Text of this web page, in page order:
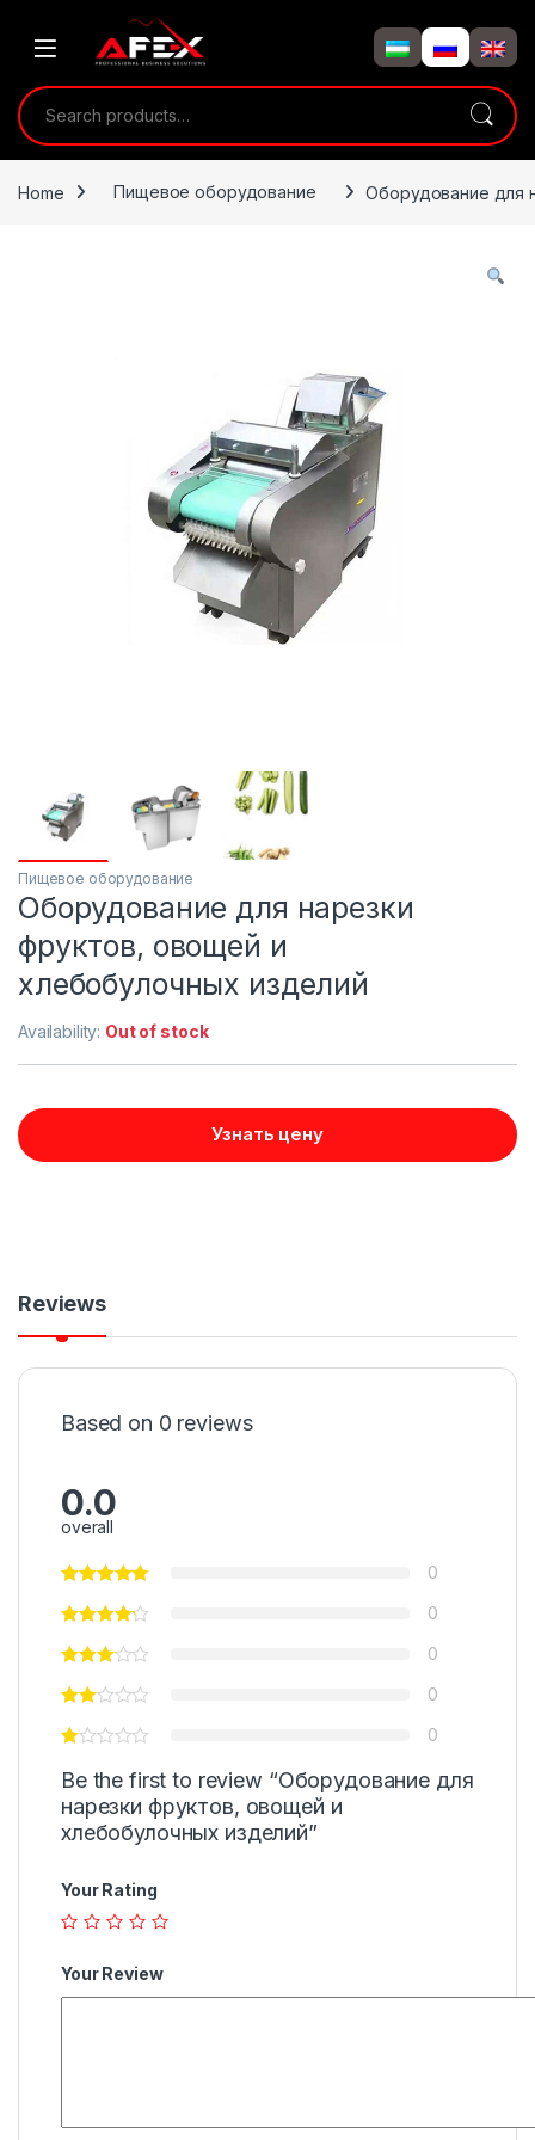
Search for:
Home Пищевое оборудование Оборудование для
Пищевое оборудование
Оборудование для нарезки
фруктов, овощей и
хлебобулочных изделий
Availability: Out of stock
Узнать цену
Reviews
Based on 0 reviews
0.0
overall
0
0
0
0
0
Be the first to review “Оборудование для
нарезки фруктов, овощей и
хлебобулочных изделий”
Your Rating
Your Review